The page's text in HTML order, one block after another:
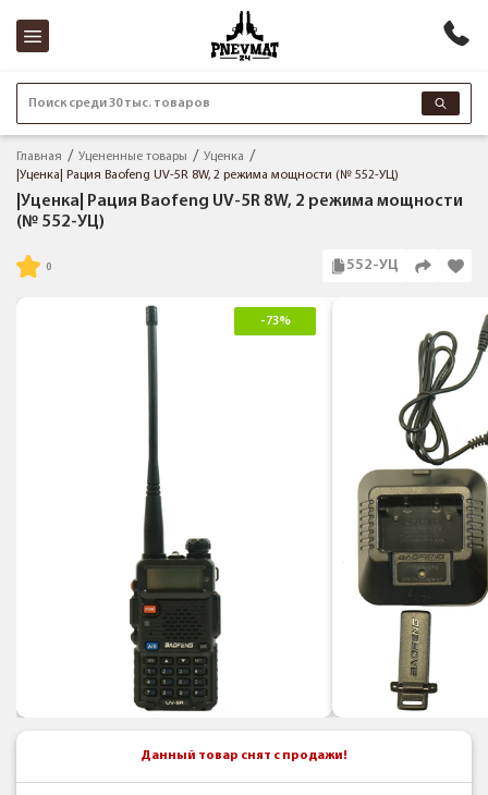
Поиск среди 30 тыс. товаров
Главная Уцененные товары
Уценка
|Уценка| Рация Baofeng UV-5R 8W, 2 режима мощности (№ 552-УЦ)
|Уценка| Рация Baofeng UV-5R 8W, 2 режима мощности
(№ 552-УЦ)
552-УЦ
-73%
Данный товар снят с продажи!